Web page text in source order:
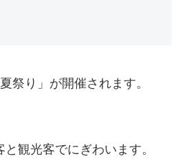
祭り」が開催されます。
観光客でにぎわいます。